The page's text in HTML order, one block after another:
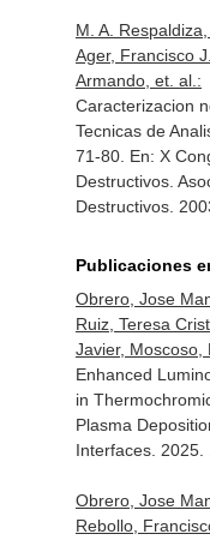
M. A.
Ager, Francisco
Armando, et. al.:
Caracterizacion
Tecnicas de
71-80. En: X
Destructivos.
Destructivos.
Publicaciones
Obrero, Jose
Ruiz, Teresa
Javier, Moscoso,
Enhanced
in
Plasma
Interfaces. 2025.
Obrero, Jose
Rebollo,